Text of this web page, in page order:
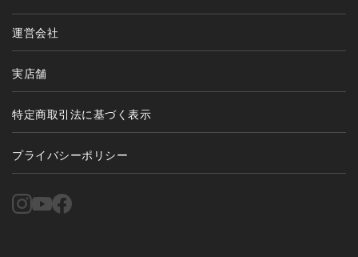
運営会社
実店舗
特定商取引法に基づく表示
プライバシーポリシー